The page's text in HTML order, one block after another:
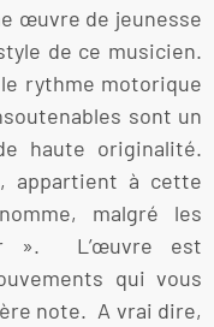
œuvre de jeunesse
de ce musicien.
rythme motorique
sont un
haute originalité.
appartient à cette
malgré les
». L’œuvre est
qui vous
note. A vrai dire,